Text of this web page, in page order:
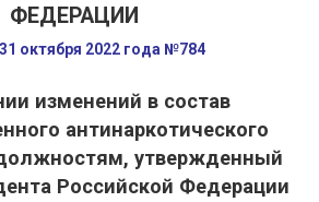
ФЕДЕРАЦИИ
октября 2022 года №784
изменений в состав
антинаркотического
утвержденный
Российской Федерации